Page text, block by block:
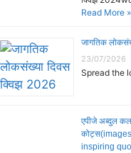
Read More »
जागतिक
23/07/2026
Spread the
एपीजे अब्दुल
inspiring